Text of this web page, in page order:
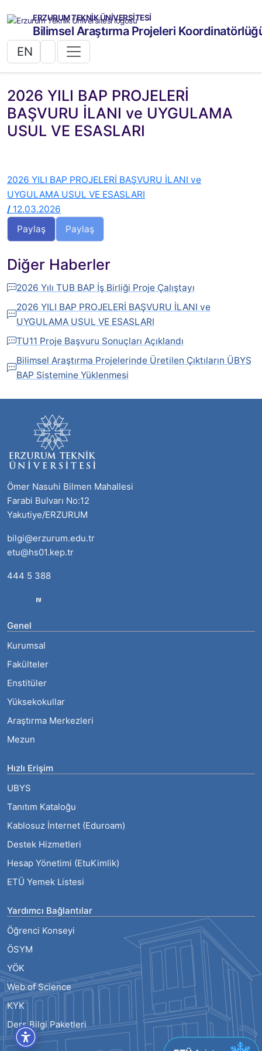
ERZURUM TEKNİK ÜNİVERSİTESİ
Bilimsel Araştırma Projeleri
EN
2026 YILI BAP PROJELERİ
BAŞVURU İLANI ve UYGULAMA
USUL VE ESASLARI
2026 YILI BAP PROJELERİ BAŞVURU İLANI ve
UYGULAMA USUL VE ESASLARI
/ 12.03.2026
Paylaş
Paylaş
Diğer Haberler
2026 Yılı TUB BAP İş Birliği Proje Çalıştayı
2026 YILI BAP PROJELERİ BAŞVURU İLANI ve
UYGULAMA USUL VE ESASLARI
TU11 Proje Başvuru Sonuçları Açıklandı
Bilimsel Araştırma Projelerinde Üretilen Çıktıların ÜBYS
BAP Sistemine Yüklenmesi
Ömer Nasuhi Bilmen Mahallesi
Farabi Bulvarı No:12
Yakutiye/ERZURUM
bilgi@erzurum.edu.tr
etu@hs01.kep.tr
444 5 388
Genel
Kurumsal
Fakülteler
Enstitüler
Yüksekokullar
Araştırma Merkezleri
Mezun
Hızlı Erişim
UBYS
Tanıtım Kataloğu
Kablosuz İnternet (Eduroam)
Destek Hizmetleri
Hesap Yönetimi (EtuKimlik)
ETÜ Yemek Listesi
Yardımcı Bağlantılar
Öğrenci Konseyi
ÖSYM
YÖK
Web of Science
KYK
Ders Bilgi Paketleri